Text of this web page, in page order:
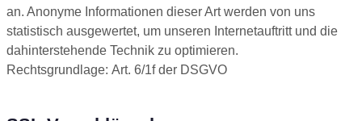
an. Anonyme Informationen dieser Art werden von uns
statistisch ausgewertet, um unseren Internetauftritt und die
dahinterstehende Technik zu optimieren.
Rechtsgrundlage: Art. 6/1f der DSGVO